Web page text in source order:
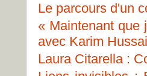
Le parcours d'un
« Maintenant que
avec Karim
Laura Citarella :